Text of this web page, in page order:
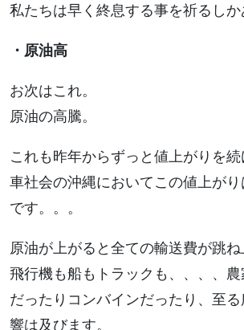
私たちは早く終息する事を祈るしか
・原油高
お次はこれ。
原油の高騰。
これも昨年からずっと値上がりを続
車社会の沖縄においてこの値上が
です。。。
原油が上がると全ての輸送費が跳ね
飛行機も船もトラックも、、、、
だったりコンバインだったり、至
響は及びます。